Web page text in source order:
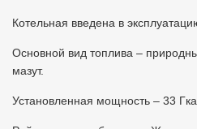
Котельная введена в
Основной вид топлива –
мазут.
Установленная мощность – 33